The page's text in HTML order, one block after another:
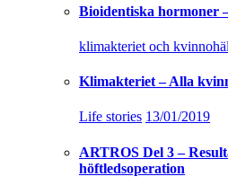
Bioidentiska hormoner
klimakteriet och
Klimakteriet – Alla
Life stories 13/01/2019
ARTROS Del 3 –
höftledsoperation